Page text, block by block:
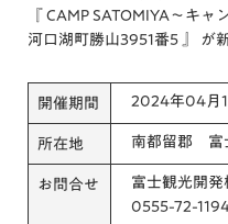
『 CAMP SATOMIYA～キ
河口湖町勝山3951番5 』 が
開催期間 2024年04月
所在地 南都留郡 富
お問合せ
富士観光開発
0555-72-